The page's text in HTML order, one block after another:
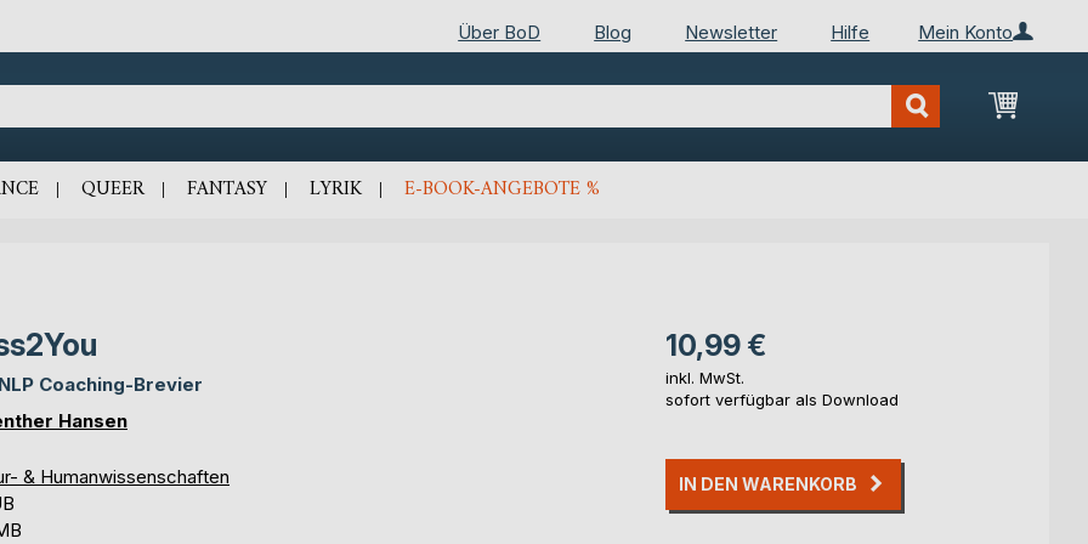
Mein Konto
Über BoD Blog Newsletter Hilfe
Mein
QUEER FANTASY LYRIK E-BOOK-ANGEBOTE %
Coaching-Brevier
Hansen
& Humanwissenschaften
10,99 €
inkl. MwSt.
sofort verfügbar als Download
IN DEN WARENKORB